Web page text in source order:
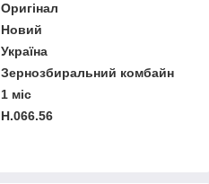
Оригінал
Новий
Україна
Зернозбиральний комбайн
1 міс
Н.066.56